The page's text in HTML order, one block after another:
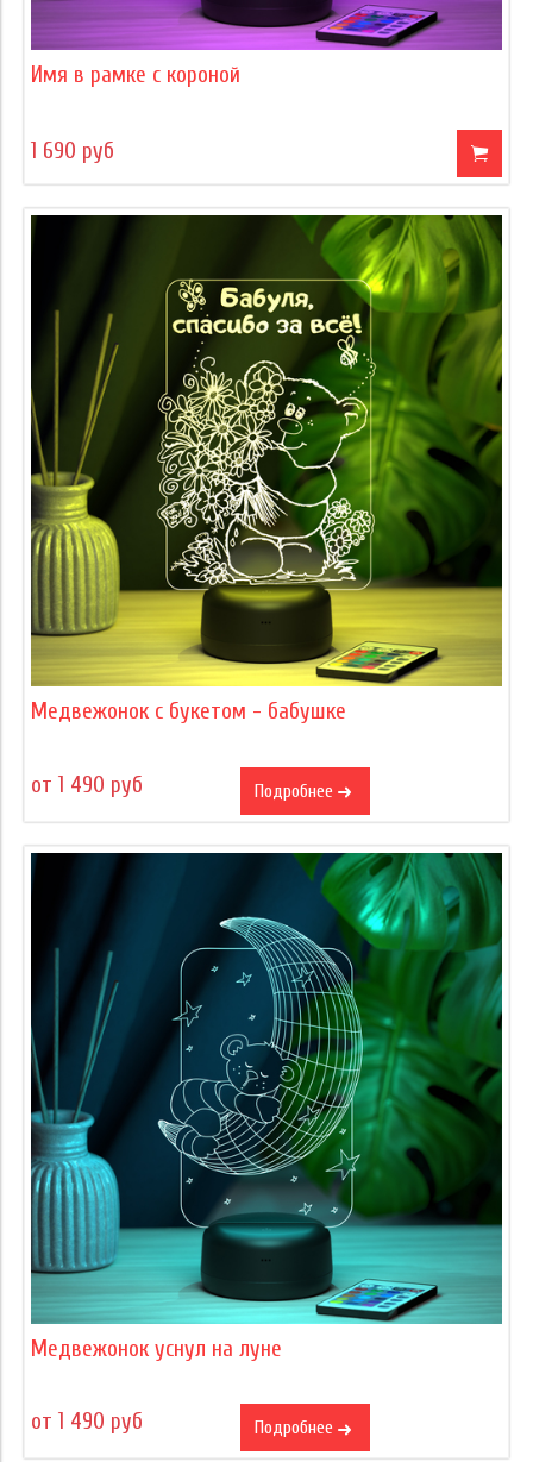
Имя в рамке с короной
1 690 руб
Медвежонок с букетом - бабушке
от 1 490 руб Подробнее
Медвежонок уснул на луне
от 1 490 руб Подробнее